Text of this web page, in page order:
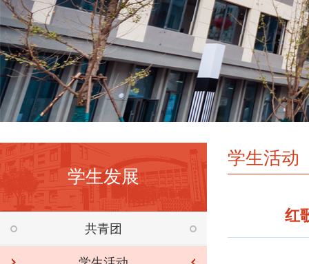
学生发展
共青团
学生活动
红